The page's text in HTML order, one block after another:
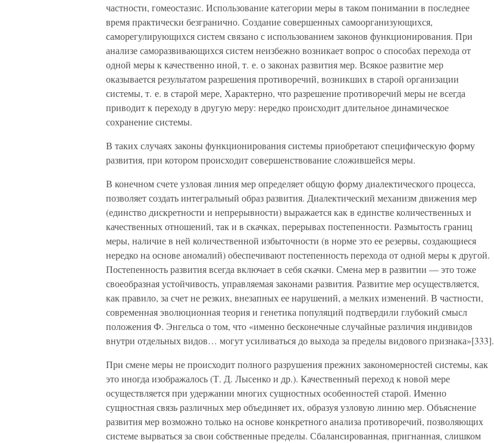
частности, гомеостазис. Использование категории меры в таком понимании в последнее
время практически безгранично. Создание совершенных самоорганизующихся,
саморегулирующихся систем связано с использованием законов функционирования. При
анализе саморазвивающихся систем неизбежно возникает вопрос о способах перехода от
одной меры к качественно иной, т. е. о законах развития мер. Всякое развитие мер
оказывается результатом разрешения противоречий, возникших в старой организации
системы, т. е. в старой мере, Характерно, что разрешение противоречий меры не всегда
приводит к переходу в другую меру: нередко происходит длительное динамическое
сохранение системы.
В таких случаях законы функционирования системы приобретают специфическую форму
развития, при котором происходит совершенствование сложившейся меры.
В конечном счете узловая линия мер определяет общую форму диалектического процесса,
позволяет создать интегральный образ развития. Диалектический механизм движения мер
(единство дискретности и непрерывности) выражается как в единстве количественных и
качественных отношений, так и в скачках, перерывах постепенности. Размытость границ
меры, наличие в ней количественной избыточности (в норме это ее резервы, создающиеся
нередко на основе аномалий) обеспечивают постепенность перехода от одной меры к другой.
Постепенность развития всегда включает в себя скачки. Смена мер в развитии — это тоже
своеобразная устойчивость, управляемая законами развития. Развитие мер осуществляется,
как правило, за счет не резких, внезапных ее нарушений, а мелких изменений. В частности,
современная эволюционная теория и генетика популяций подтвердили глубокий смысл
положения Ф. Энгельса о том, что «именно бесконечные случайные различия индивидов
внутри отдельных видов… могут усиливаться до выхода за пределы видового признака»[333].
При смене меры не происходит полного разрушения прежних закономерностей системы, как
это иногда изображалось (Т. Д. Лысенко и др.). Качественный переход к новой мере
осуществляется при удержании многих сущностных особенностей старой. Именно
сущностная связь различных мер объединяет их, образуя узловую линию мер. Объяснение
развития мер возможно только на основе конкретного анализа противоречий, позволяющих
системе вырваться за свои собственные пределы. Сбалансированная, пригнанная, слишком